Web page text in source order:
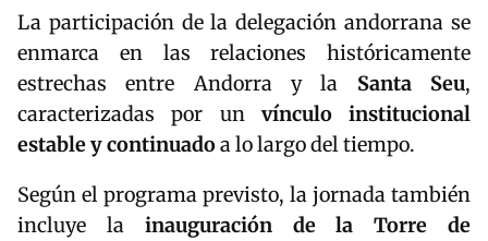
La participación de la delegación andorrana se
enmarca en las relaciones históricamente
estrechas entre Andorra y la Santa Seu,
caracterizadas por un vínculo institucional
estable y continuadoa lo largo del tiempo.
Según el programa previsto, la jornada también
incluye la inauguración de la Torre de